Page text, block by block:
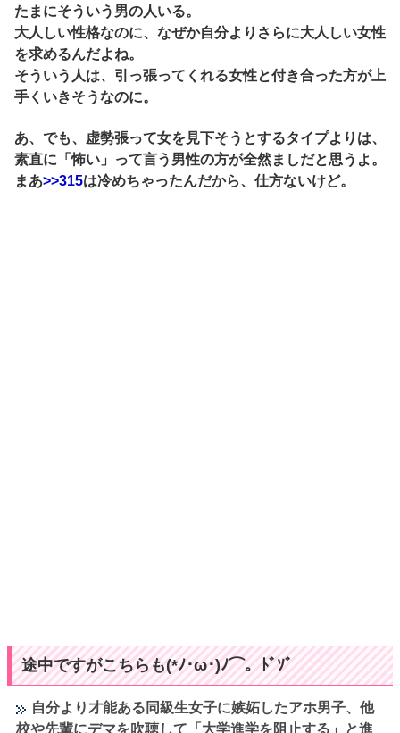
たまにそういう男の人いる。
大人しい性格なのに、なぜか自分よりさらに大人しい女性
を求めるんだよね。
そういう人は、引っ張ってくれる女性と付き合った方が上
手くいきそうなのに。
あ、でも、虚勢張って女を見下そうとするタイプよりは、
素直に「怖い」って言う男性の方が全然ましだと思うよ。
まあ>>315は冷めちゃったんだから、仕方ないけど。
途中ですがこちらも(*ﾉ･ω･)ﾉ⌒。ﾄﾞｿﾞ
自分より才能ある同級生女子に嫉妬したアホ男子、他
校や先輩にデマを吹聴して「大学進学を阻止する」と進